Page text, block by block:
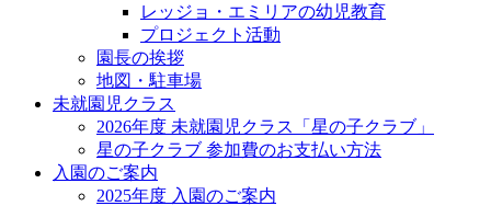
レッジョ・エミリアの幼児教育
プロジェクト活動
園長の挨拶
地図・駐車場
未就園児クラス
2026年度 未就園児クラス「星の子クラブ」
星の子クラブ 参加費のお支払い方法
入園のご案内
2025年度 入園のご案内